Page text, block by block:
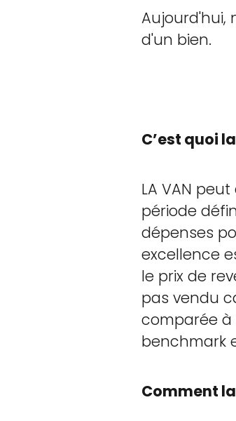
Aujourd'hui,
d'un bien.
C’est quoi
LA VAN
période
dépenses
excellence
le prix de
pas vendu
comparée à
benchmark
Comment